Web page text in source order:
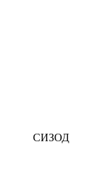
СИЗОД